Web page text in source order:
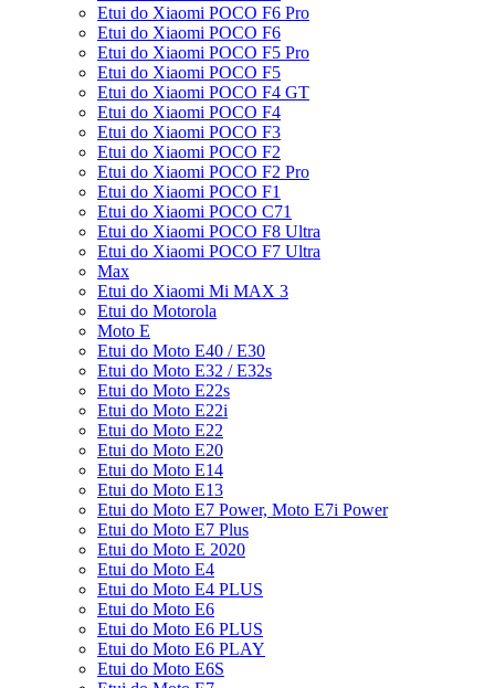
Etui do Xiaomi POCO F6 Pro
Etui do Xiaomi POCO F6
Etui do Xiaomi POCO F5 Pro
Etui do Xiaomi POCO F5
Etui do Xiaomi POCO F4 GT
Etui do Xiaomi POCO F4
Etui do Xiaomi POCO F3
Etui do Xiaomi POCO F2
Etui do Xiaomi POCO F2 Pro
Etui do Xiaomi POCO F1
Etui do Xiaomi POCO C71
Etui do Xiaomi POCO F8 Ultra
Etui do Xiaomi POCO F7 Ultra
Max
Etui do Xiaomi Mi MAX 3
Etui do Motorola
Moto E
Etui do Moto E40 / E30
Etui do Moto E32 / E32s
Etui do Moto E22s
Etui do Moto E22i
Etui do Moto E22
Etui do Moto E20
Etui do Moto E14
Etui do Moto E13
Etui do Moto E7 Power, Moto E7i Power
Etui do Moto E7 Plus
Etui do Moto E 2020
Etui do Moto E4
Etui do Moto E4 PLUS
Etui do Moto E6
Etui do Moto E6 PLUS
Etui do Moto E6 PLAY
Etui do Moto E6S